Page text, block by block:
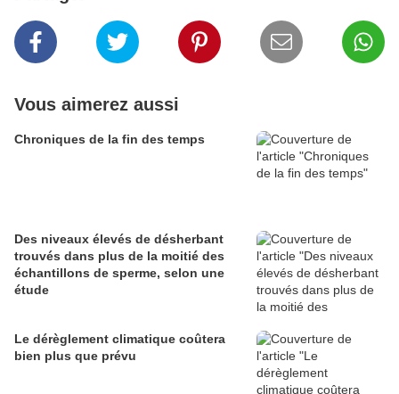
Vous aimerez aussi
Chroniques de la fin des temps
Des niveaux élevés de désherbant
trouvés dans plus de la moitié des
échantillons de sperme, selon une
étude
Le dérèglement climatique coûtera
bien plus que prévu